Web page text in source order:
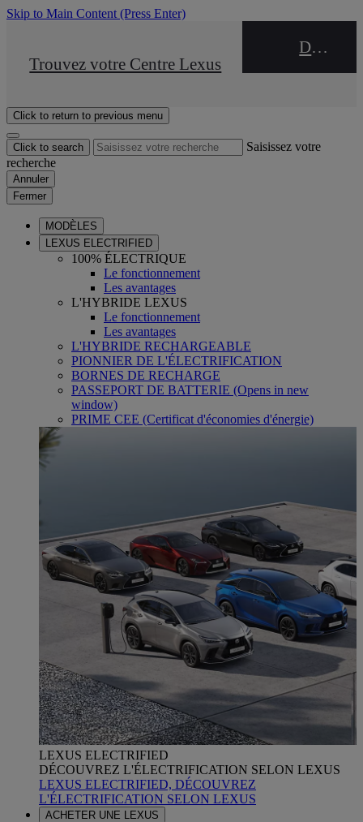
Skip to Main Content (Press Enter)
STOP DRIVE Takata
Trouvez votre Centre Lexus
DEALER NAME
Click to return to previous menu
Click to search
Saisissez votre
recherche
Annuler
Fermer
MODÈLES
LEXUS ELECTRIFIED
100% ÉLECTRIQUE
Le fonctionnement
Les avantages
L'HYBRIDE LEXUS
Le fonctionnement
Les avantages
L'HYBRIDE RECHARGEABLE
PIONNIER DE L'ÉLECTRIFICATION
BORNES DE RECHARGE
PASSEPORT DE BATTERIE (Opens in new
window)
PRIME CEE (Certificat d'économies d'énergie)
LEXUS ELECTRIFIED
DÉCOUVREZ L'ÉLECTRIFICATION SELON LEXUS
LEXUS ELECTRIFIED, DÉCOUVREZ
L'ÉLECTRIFICATION SELON LEXUS
ACHETER UNE LEXUS